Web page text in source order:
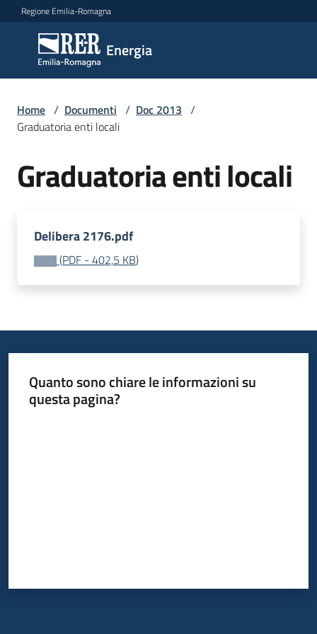
Vai al contenuto
Vai alla navigazione
Vai al footer
Regione Emilia-Romagna
Energia
Energia
Argomenti
Novità
Atti
Bandi
Programmi
Seguici
Home / Documenti / Doc 2013 /
Graduatoria enti locali
Graduatoria enti locali
Delibera 2176.pdf
(PDF - 402,5 KB)
Quanto sono chiare le informazioni su
questa pagina?